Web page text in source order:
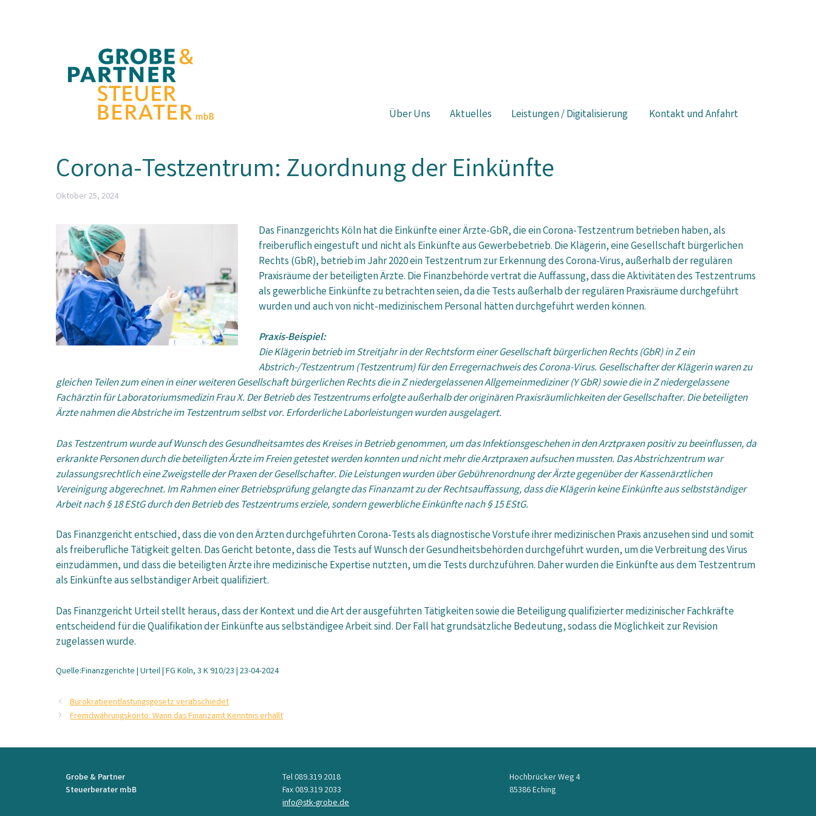
Über Uns Aktuelles Leistungen / Digitalisierung Kontakt und Anfahrt
Corona-Testzentrum: Zuordnung der Einkünfte
Oktober 25, 2024
Das Finanzgerichts Köln hat die Einkünfte einer Ärzte-GbR, die ein Corona-Testzentrum betrieben haben, als
freiberuflich eingestuft und nicht als Einkünfte aus Gewerbebetrieb. Die Klägerin, eine Gesellschaft bürgerlichen
Rechts (GbR), betrieb im Jahr 2020 ein Testzentrum zur Erkennung des Corona-Virus, außerhalb der regulären
Praxisräume der beteiligten Ärzte. Die Finanzbehörde vertrat die Auffassung, dass die Aktivitäten des Testzentrums
als gewerbliche Einkünfte zu betrachten seien, da die Tests außerhalb der regulären Praxisräume durchgeführt
wurden und auch von nicht-medizinischem Personal hätten durchgeführt werden können.
Praxis-Beispiel:
Die Klägerin betrieb im Streitjahr in der Rechtsform einer Gesellschaft bürgerlichen Rechts (GbR) in Z ein
Abstrich-/Testzentrum (Testzentrum) für den Erregernachweis des Corona-Virus. Gesellschafter der Klägerin waren zu
gleichen Teilen zum einen in einer weiteren Gesellschaft bürgerlichen Rechts die in Z niedergelassenen Allgemeinmediziner (Y GbR) sowie die in Z niedergelassene
Fachärztin für Laboratoriumsmedizin Frau X. Der Betrieb des Testzentrums erfolgte außerhalb der originären Praxisräumlichkeiten der Gesellschafter. Die beteiligten
Ärzte nahmen die Abstriche im Testzentrum selbst vor. Erforderliche Laborleistungen wurden ausgelagert.
Das Testzentrum wurde auf Wunsch des Gesundheitsamtes des Kreises in Betrieb genommen, um das Infektionsgeschehen in den Arztpraxen positiv zu beeinflussen, da
erkrankte Personen durch die beteiligten Ärzte im Freien getestet werden konnten und nicht mehr die Arztpraxen aufsuchen mussten. Das Abstrichzentrum war
zulassungsrechtlich eine Zweigstelle der Praxen der Gesellschafter. Die Leistungen wurden über Gebührenordnung der Ärzte gegenüber der Kassenärztlichen
Vereinigung abgerechnet. Im Rahmen einer Betriebsprüfung gelangte das Finanzamt zu der Rechtsauffassung, dass die Klägerin keine Einkünfte aus selbstständiger
Arbeit nach § 18 EStG durch den Betrieb des Testzentrums erziele, sondern gewerbliche Einkünfte nach § 15 EStG.
Das Finanzgericht entschied, dass die von den Ärzten durchgeführten Corona-Tests als diagnostische Vorstufe ihrer medizinischen Praxis anzusehen sind und somit
als freiberufliche Tätigkeit gelten. Das Gericht betonte, dass die Tests auf Wunsch der Gesundheitsbehörden durchgeführt wurden, um die Verbreitung des Virus
einzudämmen, und dass die beteiligten Ärzte ihre medizinische Expertise nutzten, um die Tests durchzuführen. Daher wurden die Einkünfte aus dem Testzentrum
als Einkünfte aus selbständiger Arbeit qualifiziert.
Das Finanzgericht Urteil stellt heraus, dass der Kontext und die Art der ausgeführten Tätigkeiten sowie die Beteiligung qualifizierter medizinischer Fachkräfte
entscheidend für die Qualifikation der Einkünfte aus selbständigee Arbeit sind. Der Fall hat grundsätzliche Bedeutung, sodass die Möglichkeit zur Revision
zugelassen wurde.
Quelle:Finanzgerichte | Urteil | FG Köln, 3 K 910/23 | 23-04-2024
Bürokratieentlastungsgesetz verabschiedet
Fremdwährungskonto: Wann das Finanzamt Kenntnis erhällt
Grobe & Partner
Steuerberater mbB
Tel 089.319 2018
Fax 089.319 2033
info@stk-grobe.de
Hochbrücker Weg 4
85386 Eching